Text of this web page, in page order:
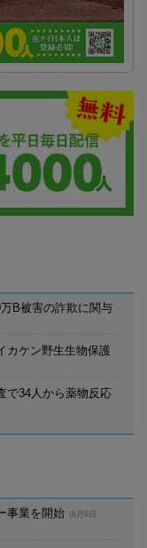
B被害の詐欺に関与
カケン野生生物保護
34人から薬物反応
事業を開始
(8月6日